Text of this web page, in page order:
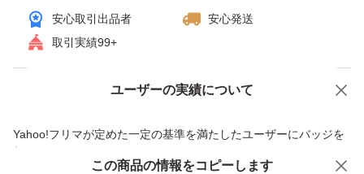
つきを抑えて艶やかで潤いのあるまとまる髪へ仕上げま
す。
つめかえ用 240g
空の専用ボトル
安心取引出品者
安心発送
取引実績99+
ユーザーの実績について
Yahoo!フリマが定めた一定の基準を満たしたユーザーにバッジを
付与しています
価格の相談 商品への質問
この商品の情報をコピーします
この商品をみている人にオススメ